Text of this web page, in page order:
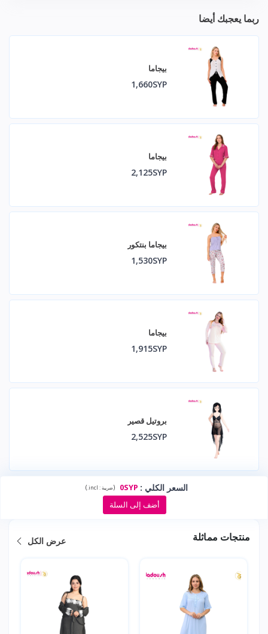
ربما يعجبك أيضا
بيجاما
1,660SYP
بيجاما
2,125SYP
بيجاما بنتكور
1,530SYP
بيجاما
1,915SYP
بروتيل قصير
2,525SYP
السعر الكلي :
0SYP
(ضريبة : incl.
)
أضف إلى السلة
منتجات مماثلة عرض الكل